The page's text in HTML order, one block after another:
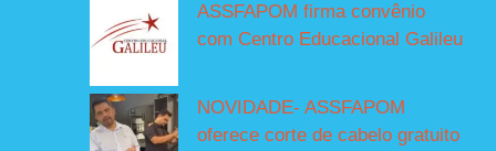
ASSFAPOM firma convênio
com Centro Educacional Galileu
NOVIDADE- ASSFAPOM
oferece corte de cabelo gratuito